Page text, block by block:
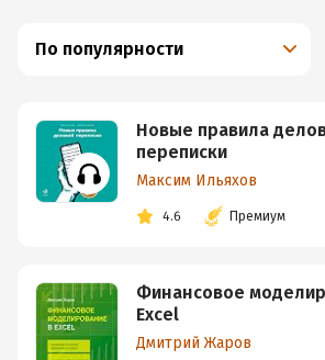
По популярности
Новые правила
переписки
Максим Ильяхов
4.6 Премиум
Финансовое
Excel
Дмитрий Жаров